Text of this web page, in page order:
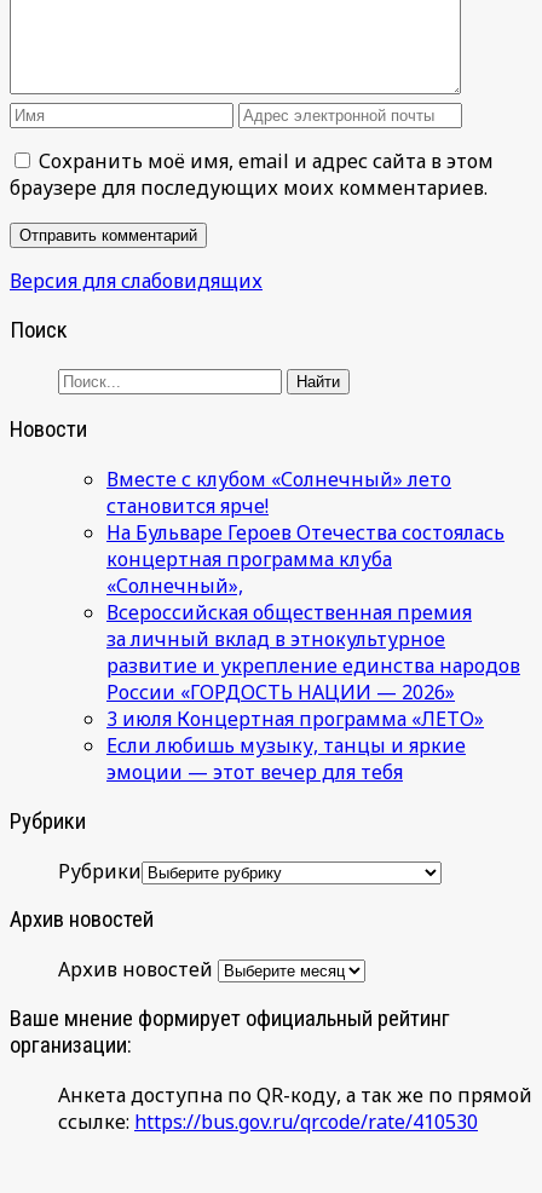
Сохранить моё имя, email и адрес сайта в этом
браузере для последующих моих комментариев.
Версия для слабовидящих
Поиск
Новости
Вместе с клубом «Солнечный» лето
становится ярче!
На Бульваре Героев Отечества состоялась
концертная программа клуба
«Солнечный»,
Всероссийская общественная премия
за личный вклад в этнокультурное
развитие и укрепление единства народов
России «ГОРДОСТЬ НАЦИИ — 2026»
3 июля Концертная программа «ЛЕТО»
Если любишь музыку, танцы и яркие
эмоции — этот вечер для тебя
Рубрики
Рубрики
Архив новостей
Архив новостей
Ваше мнение формирует официальный рейтинг
организации:
Анкета доступна по QR-коду, а так же по прямой
ссылке: https://bus.gov.ru/qrcode/rate/410530